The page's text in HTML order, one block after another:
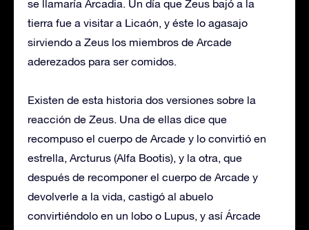
se llamaría Arcadia. Un día que Zeus bajó a la
tierra fue a visitar a Licaón, y éste lo agasajo
sirviendo a Zeus los miembros de Arcade
aderezados para ser comidos.
Existen de esta historia dos versiones sobre la
reacción de Zeus. Una de ellas dice que
recompuso el cuerpo de Arcade y lo convirtió en
estrella, Arcturus (Alfa Bootis), y la otra, que
después de recomponer el cuerpo de Arcade y
devolverle a la vida, castigó al abuelo
convirtiéndolo en un lobo o Lupus, y así Árcade